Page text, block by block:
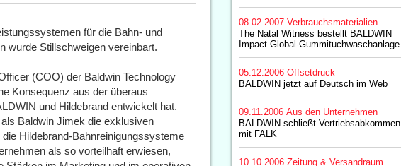
für die Bahn- und
wurde Stillschweigen vereinbart.
(COO) der Baldwin Technology
Konsequenz aus der überaus
und Hildebrand entwickelt hat.
Baldwin Jimek die exklusiven
Hildebrand-Bahnreinigungssysteme
als so vorteilhaft erwiesen,
08.02.2007 Verbrauchsmaterialien
The Natal Witness bestellt BALDWIN
Impact Global-Gummituchwaschanlage
05.12.2006 Offsetdruck
BALDWIN jetzt auf Deutsch im Web
09.11.2006 Aus den Unternehmen
BALDWIN schließt Vertriebsabkommen
mit FALK
10.10.2006 Zeitung & Versandraum